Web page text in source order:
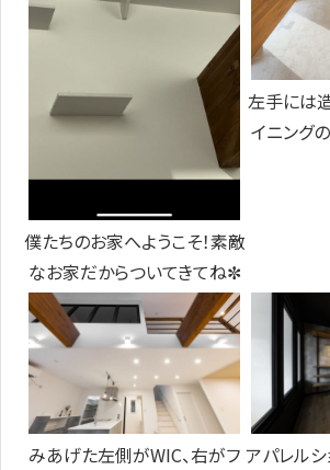
僕たちのお家へようこそ！素敵
なお家だからついてきてね✼
左手には
イニング
みあげた左側がWIC、右がフ アパレル